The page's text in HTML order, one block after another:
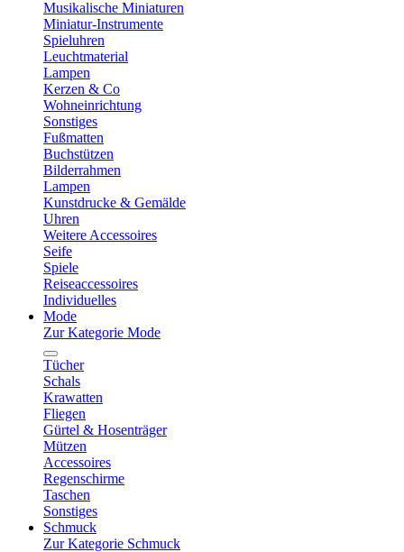
Musikalische Miniaturen
Miniatur-Instrumente
Spieluhren
Leuchtmaterial
Lampen
Kerzen & Co
Wohneinrichtung
Sonstiges
Fußmatten
Buchstützen
Bilderrahmen
Lampen
Kunstdrucke & Gemälde
Uhren
Weitere Accessoires
Seife
Spiele
Reiseaccessoires
Individuelles
Mode
Zur Kategorie Mode
Tücher
Schals
Krawatten
Fliegen
Gürtel & Hosenträger
Mützen
Accessoires
Regenschirme
Taschen
Sonstiges
Schmuck
Zur Kategorie Schmuck